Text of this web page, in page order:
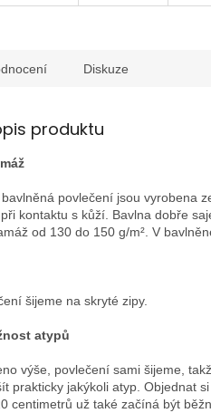
Diskuze
produktu
povlečení jsou vyrobena
kontaktu s kůží. Bavlna dobře
od 130 do 150 g/m². V
šijeme na skryté zipy.
atypů
výše, povlečení sami šijeme,
prakticky jakýkoli atyp. Objednat
centimetrů už také začíná být